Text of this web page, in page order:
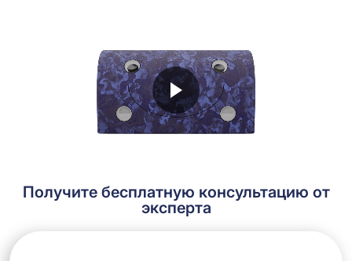
Получите бесплатную консультацию от
эксперта